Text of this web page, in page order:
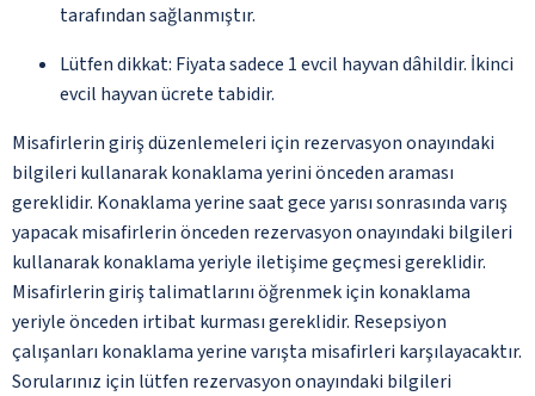
tarafından sağlanmıştır.
Lütfen dikkat: Fiyata sadece 1 evcil hayvan dâhildir. İkinci
evcil hayvan ücrete tabidir.
Misafirlerin giriş düzenlemeleri için rezervasyon onayındaki
bilgileri kullanarak konaklama yerini önceden araması
gereklidir. Konaklama yerine saat gece yarısı sonrasında varış
yapacak misafirlerin önceden rezervasyon onayındaki bilgileri
kullanarak konaklama yeriyle iletişime geçmesi gereklidir.
Misafirlerin giriş talimatlarını öğrenmek için konaklama
yeriyle önceden irtibat kurması gereklidir. Resepsiyon
çalışanları konaklama yerine varışta misafirleri karşılayacaktır.
Sorularınız için lütfen rezervasyon onayındaki bilgileri